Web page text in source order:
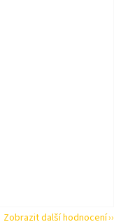
Zobrazit další hodnocení